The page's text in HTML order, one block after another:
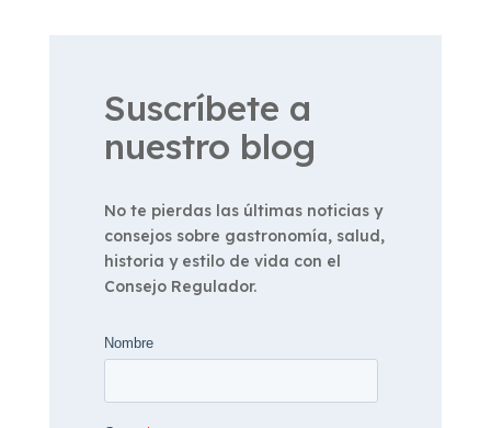
Suscríbete a
nuestro blog
No te pierdas las últimas noticias y
consejos sobre gastronomía, salud,
historia y estilo de vida con el
Consejo Regulador.